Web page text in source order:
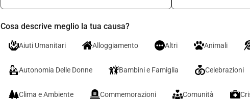
Cosa descrive meglio la tua causa?
Aiuti Umanitari Alloggiamento Altri Animali
Autonomia Delle Donne Bambini e Famiglia Celebrazioni
Clima e Ambiente Commemorazioni Comunità